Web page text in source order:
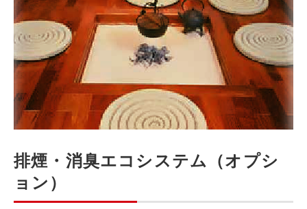
排煙・消臭エコシステム（オプシ
ョン）